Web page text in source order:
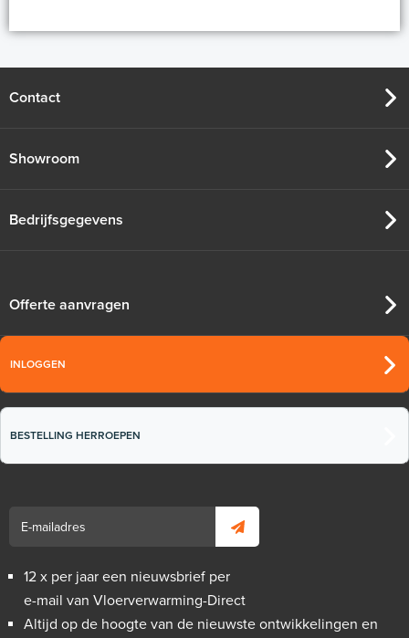
Contact
Showroom
Bedrijfsgegevens
Offerte aanvragen
INLOGGEN
BESTELLING HERROEPEN
12 x per jaar een nieuwsbrief per
e-mail van Vloerverwarming-Direct
Altijd op de hoogte van de nieuwste ontwikkelingen en